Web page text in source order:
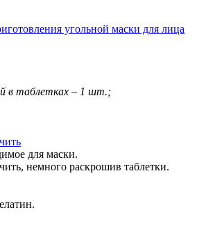
в таблетках – 1 шт.;
для маски.
немного раскрошив таблетки.